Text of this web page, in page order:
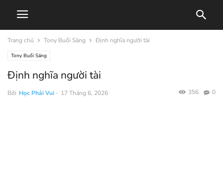
Trang chủ Tony Buổi Sáng Định nghĩa người tài
Tony Buổi Sáng
Định nghĩa người tài
Bởi Học Phải Vui - 17 Tháng 6, 2026 0
356